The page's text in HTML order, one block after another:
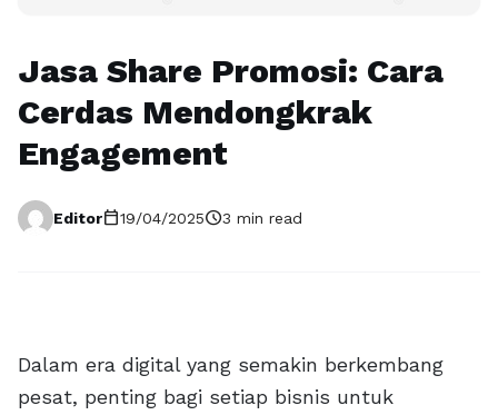
Jasa Share Promosi: Cara
Cerdas Mendongkrak
Engagement
Editorcalendar_today19/04/2025schedule3 min read
Dalam era digital yang semakin berkembang
pesat, penting bagi setiap bisnis untuk